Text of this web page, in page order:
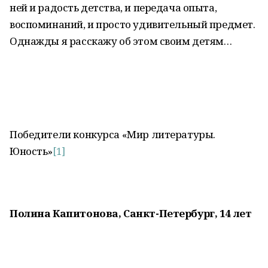
ней и радость детства, и передача опыта,
воспоминаний, и просто удивительный предмет.
Однажды я расскажу об этом своим детям…
Победители конкурса «Мир литературы.
Юность»[1]
Полина Капитонова, Санкт-Петербург, 14 лет